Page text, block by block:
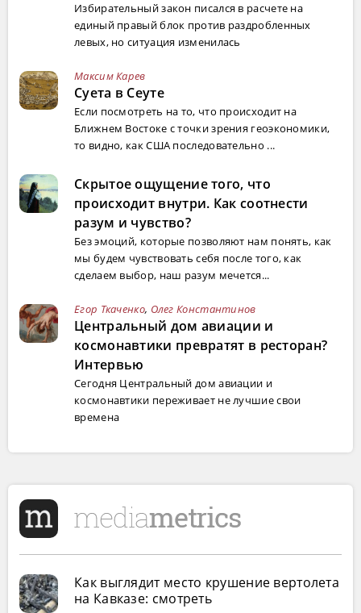
Избирательный закон писался в расчете на
единый правый блок против раздробленных
левых, но ситуация изменилась
Максим Карев
Суета в Сеуте
Если посмотреть на то, что происходит на
Ближнем Востоке с точки зрения геоэкономики,
то видно, как США последовательно ...
Скрытое ощущение того, что
происходит внутри. Как соотнести
разум и чувство?
Без эмоций, которые позволяют нам понять, как
мы будем чувствовать себя после того, как
сделаем выбор, наш разум мечется...
Егор Ткаченко, Олег Константинов
Центральный дом авиации и
космонавтики превратят в ресторан?
Интервью
Сегодня Центральный дом авиации и
космонавтики переживает не лучшие свои
времена
Как выглядит место крушение вертолета
на Кавказе: смотреть